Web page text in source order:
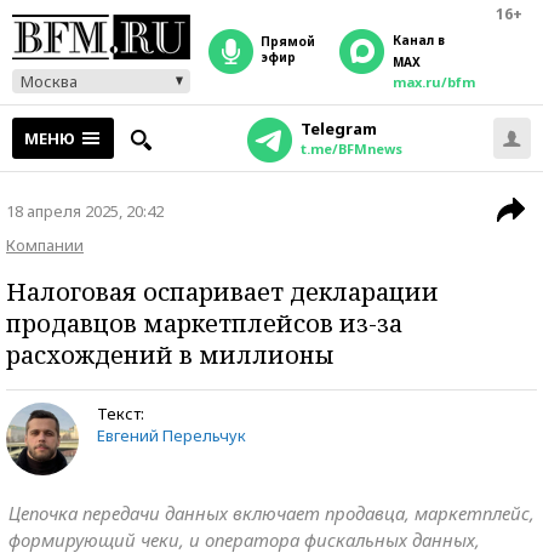
16+
Москва
прямой
эфир
Канал в
MAX
max.ru/bfm
МЕНЮ Telegram
t.me/BFMnews
18 апреля 2025, 20:42
Компании
Налоговая оспаривает декларации
продавцов маркетплейсов из-за
расхождений в миллионы
Текст:
Евгений Перельчук
Цепочка передачи данных включает продавца, маркетплейс,
формирующий чеки, и оператора фискальных данных,